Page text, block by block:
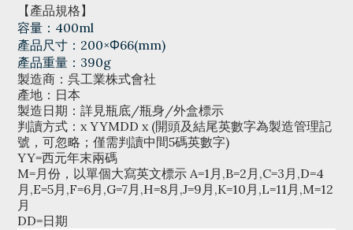
【產品規格】
容量：400ml
產品尺寸：200×Φ66(mm)
產品重量：390g
製造商：呉工業株式會社
產地：日本
製造日期：詳見瓶底/瓶身/外盒標示
判讀方式：x YYMDD x (開頭及結尾英數字為製造管理記
號，可忽略；僅需判讀中間5碼英數字)
YY=西元年末兩碼
M=月份，以單個大寫英文標示 A=1月,B=2月,C=3月,D=4
月,E=5月,F=6月,G=7月,H=8月,J=9月,K=10月,L=11月,M=12
月
DD=日期